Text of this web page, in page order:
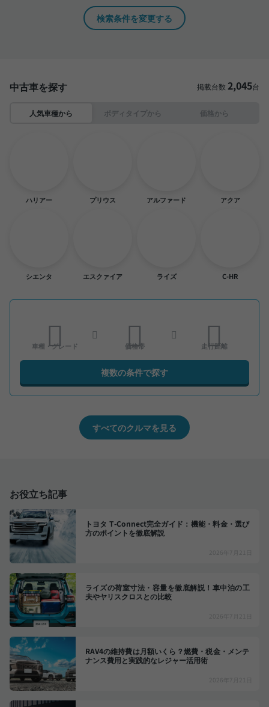
検索条件を変更する
中古車を探す 掲載台数 2,045台
人気車種から ボディタイプから 価格から
ハリアー プリウス アルファード アクア
シエンタ エスクァイア ライズ C-HR
車種・グレード 価格帯 走行距離
複数の条件で探す
すべてのクルマを見る
お役立ち記事
トヨタ T-Connect完全ガイド：機能・料金・選び
方のポイントを徹底解説
2026年7月21日
ライズの荷室寸法・容量を徹底解説！車中泊の工
夫やヤリスクロスとの比較
2026年7月21日
RAV4の維持費は月額いくら？燃費・税金・メンテ
ナンス費用と実践的なレジャー活用術
2026年7月21日